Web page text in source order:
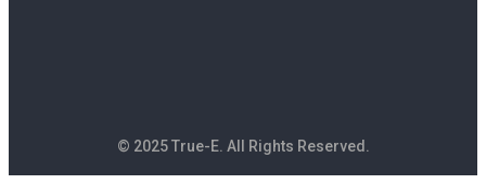
© 2025 True-E. All Rights Reserved.